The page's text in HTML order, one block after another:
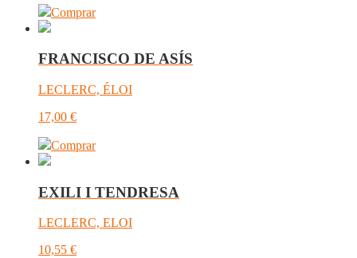
Comprar
FRANCISCO DE ASÍS
LECLERC, ÉLOI
17,00 €
Comprar
EXILI I TENDRESA
LECLERC, ELOI
10,55 €